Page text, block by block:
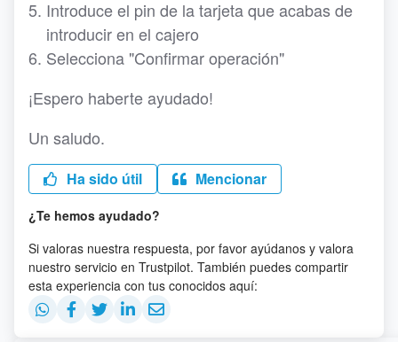
Introduce el pin de la tarjeta que acabas de
introducir en el cajero
Selecciona "Confirmar operación"
¡Espero haberte ayudado!
Un saludo.
Ha sido útil Mencionar
¿Te hemos ayudado?
Si valoras nuestra respuesta, por favor ayúdanos y valora
nuestro servicio en Trustpilot. También puedes compartir
esta experiencia con tus conocidos aquí: